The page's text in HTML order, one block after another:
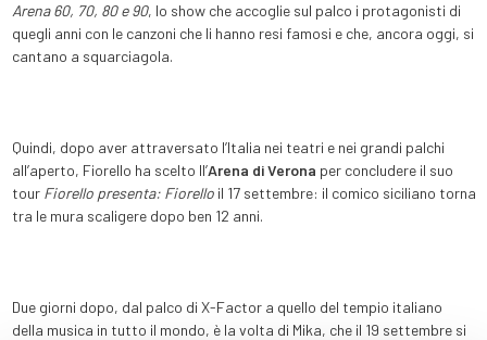
Arena 60, 70, 80 e 90, lo show che accoglie sul palco i protagonisti di
quegli anni con le canzoni che li hanno resi famosi e che, ancora oggi, si
cantano a squarciagola.
Quindi, dopo aver attraversato l’Italia nei teatri e nei grandi palchi
all’aperto, Fiorello ha scelto ll’Arena di Verona per concludere il suo
tour Fiorello presenta: Fiorelloil 17 settembre: il comico siciliano torna
tra le mura scaligere dopo ben 12 anni.
Due giorni dopo, dal palco di X-Factor a quello del tempio italiano
della musica in tutto il mondo, è la volta di Mika, che il 19 settembre si